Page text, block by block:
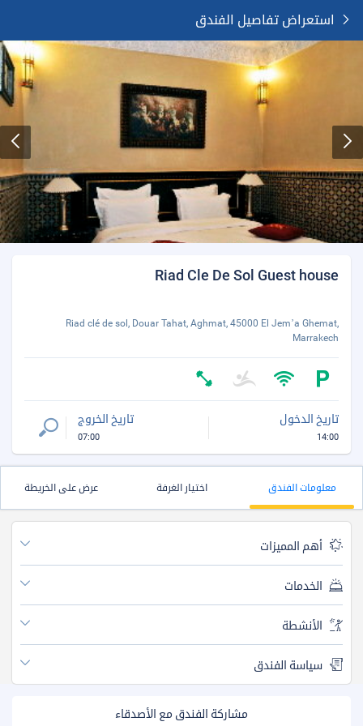
استعراض تفاصيل الفندق
Riad Cle De Sol Guest house
Riad clé de sol, Douar Tahat, Aghmat, 45000 El Jemʼa Ghemat,
Marrakech
تاريخ الدخول
14:00
تاريخ الخروج
07:00
معلومات الفندق اختيار الغرفة عرض على الخريطة
أهم المميزات
الخدمات
الأنشطة
سياسة الفندق
مشاركة الفندق مع الأصدقاء